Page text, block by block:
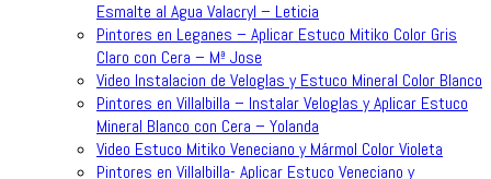
Esmalte al Agua Valacryl – Leticia
Pintores en Leganes – Aplicar Estuco Mitiko Color Gris
Claro con Cera – Mª Jose
Video Instalacion de Veloglas y Estuco Mineral Color Blanco
Pintores en Villalbilla – Instalar Veloglas y Aplicar Estuco
Mineral Blanco con Cera – Yolanda
Video Estuco Mitiko Veneciano y Mármol Color Violeta
Pintores en Villalbilla- Aplicar Estuco Veneciano y